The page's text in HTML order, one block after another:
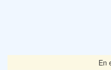
En